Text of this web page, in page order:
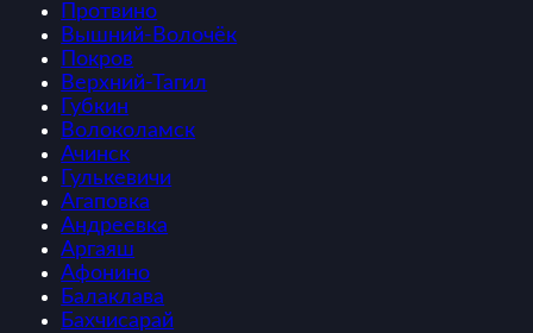
Протвино
Вышний-Волочёк
Покров
Верхний-Тагил
Губкин
Волоколамск
Ачинск
Гулькевичи
Агаповка
Андреевка
Аргаяш
Афонино
Балаклава
Бахчисарай